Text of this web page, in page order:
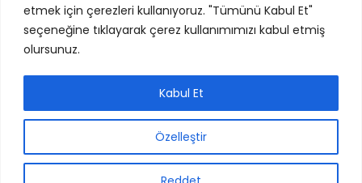
etmek için çerezleri kullanıyoruz. "Tümünü Kabul Et"
seçeneğine tıklayarak çerez kullanımımızı kabul etmiş
olursunuz.
Özelleştir
Kabul Et
İstanbul Deri Organize Sanayi Bölgesi, Sama Cad. (12 Yol),
No:7 34957 Tuzla - İstanbul
Tel: +90 216 313 42 77 - 78 pbx
Mail:info@ideajenerator.com
IDEA Jeneratör ve Makina İmalat San. ve Tic. A.Ş.